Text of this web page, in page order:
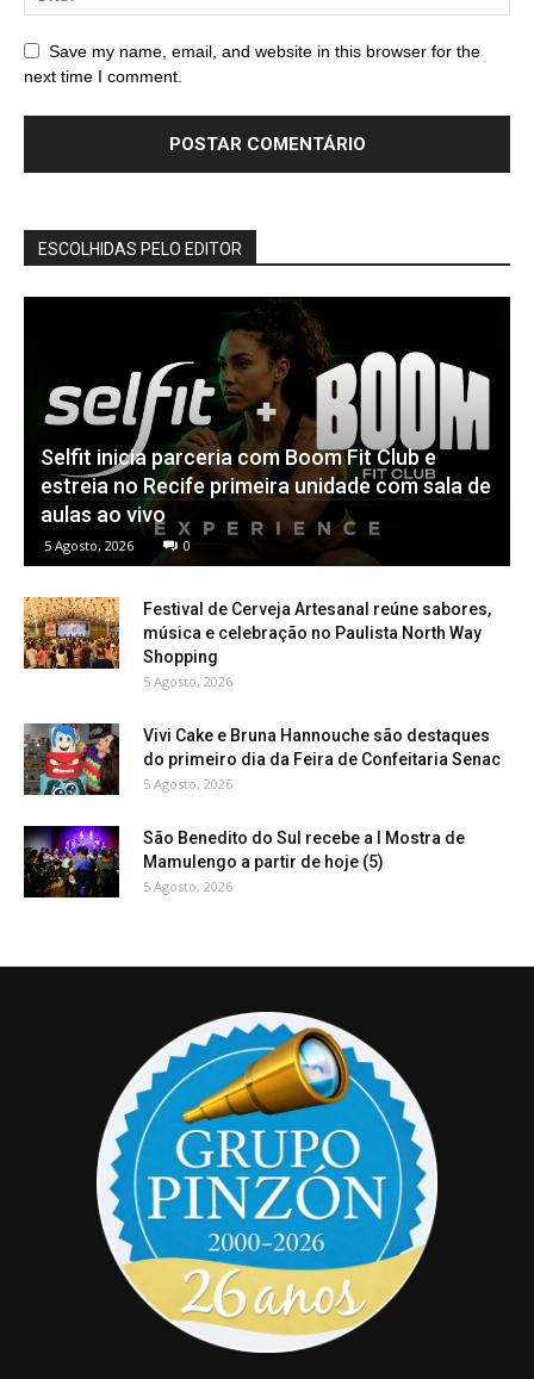
Save my name, email, and website in this browser for the
next time I comment.
ESCOLHIDAS PELO EDITOR
Selfit inicia parceria com Boom Fit Club e
estreia no Recife primeira unidade com sala de
aulas ao vivo
5 Agosto, 2026 0
Festival de Cerveja Artesanal reúne sabores,
música e celebração no Paulista North Way
Shopping
5 Agosto, 2026
Vivi Cake e Bruna Hannouche são destaques
do primeiro dia da Feira de Confeitaria Senac
5 Agosto, 2026
São Benedito do Sul recebe a I Mostra de
Mamulengo a partir de hoje (5)
5 Agosto, 2026